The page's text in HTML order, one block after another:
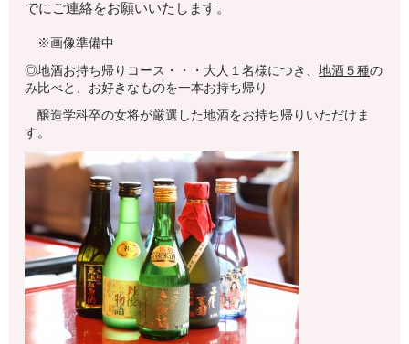
でにご連絡をお願いいたします。
※画像準備中
◎地酒お持ち帰りコース・・・大人１名様につき、地酒５種の
み比べと、お好きなものを一本お持ち帰り
醸造学科卒の女将が厳選した地酒をお持ち帰りいただけま
す。